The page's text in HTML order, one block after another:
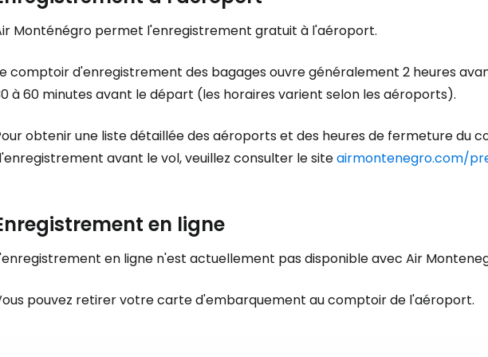
Monténégro permet l'enregistrement gratuit à l'aéroport.
comptoir d'enregistrement des bagages ouvre généralement 2 heures
à 60 minutes avant le départ (les horaires varient selon les aéroports).
obtenir une liste détaillée des aéroports et des heures de fermeture du
avant le vol, veuillez consulter le siteairmontenegro.com/
en ligne
en ligne n'est actuellement pas disponible avec Air
pouvez retirer votre carte d'embarquement au comptoir de l'aéroport.
... la communauté mondiale des voyageurs